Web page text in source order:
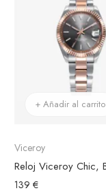
+ Añadir al carrito
Viceroy
139 €